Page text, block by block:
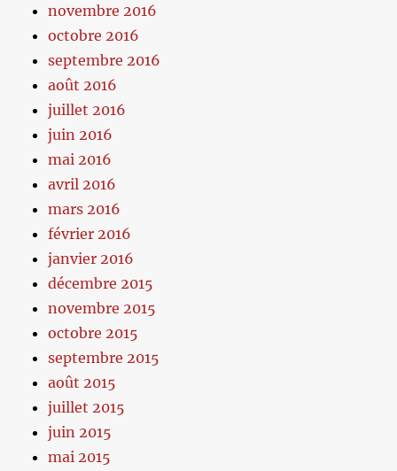
novembre 2016
octobre 2016
septembre 2016
août 2016
juillet 2016
juin 2016
mai 2016
avril 2016
mars 2016
février 2016
janvier 2016
décembre 2015
novembre 2015
octobre 2015
septembre 2015
août 2015
juillet 2015
juin 2015
mai 2015